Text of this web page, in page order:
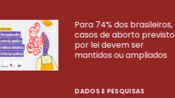
Para 74% dos brasileiros,
casos de aborto previsto
por lei devem ser
mantidos ou ampliados
DADOS E PESQUISAS
VEJA MAIS PESQUISAS